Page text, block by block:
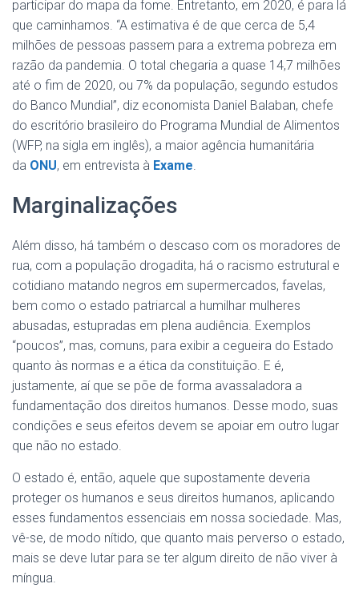
participar do mapa da fome. Entretanto, em 2020, é para lá
que caminhamos. “A estimativa é de que cerca de 5,4
milhões de pessoas passem para a extrema pobreza em
razão da pandemia. O total chegaria a quase 14,7 milhões
até o fim de 2020, ou 7% da população, segundo estudos
do Banco Mundial”, diz economista Daniel Balaban, chefe
do escritório brasileiro do Programa Mundial de Alimentos
(WFP, na sigla em inglês), a maior agência humanitária
da ONU, em entrevista à Exame.
Marginalizações
Além disso, há também o descaso com os moradores de
rua, com a população drogadita, há o racismo estrutural e
cotidiano matando negros em supermercados, favelas,
bem como o estado patriarcal a humilhar mulheres
abusadas, estupradas em plena audiência. Exemplos
“poucos”, mas, comuns, para exibir a cegueira do Estado
quanto às normas e a ética da constituição. E é,
justamente, aí que se põe de forma avassaladora a
fundamentação dos direitos humanos. Desse modo, suas
condições e seus efeitos devem se apoiar em outro lugar
que não no estado.
O estado é, então, aquele que supostamente deveria
proteger os humanos e seus direitos humanos, aplicando
esses fundamentos essenciais em nossa sociedade. Mas,
vê-se, de modo nítido, que quanto mais perverso o estado,
mais se deve lutar para se ter algum direito de não viver à
míngua.